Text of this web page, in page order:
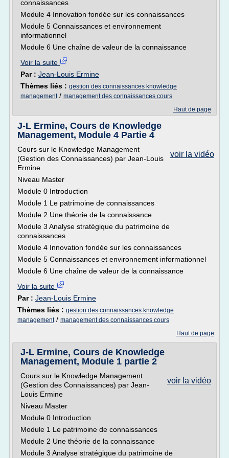
connaissances
Module 4 Innovation fondée sur les connaissances
Module 5 Connaissances et environnement
informationnel
Module 6 Une chaîne de valeur de la connaissance
Voir la suite
Par : Jean-Louis Ermine
Thèmes liés : gestion des connaissances knowledge
management/ management des connaissances cours
Haut de page
J-L Ermine, Cours de Knowledge
Management, Module 4 Partie 4
voir la vidéo
Cours sur le Knowledge Management
(Gestion des Connaissances) par Jean-Louis
Ermine
Niveau Master
Module 0 Introduction
Module 1 Le patrimoine de connaissances
Module 2 Une théorie de la connaissance
Module 3 Analyse stratégique du patrimoine de
connaissances
Module 4 Innovation fondée sur les connaissances
Module 5 Connaissances et environnement informationnel
Module 6 Une chaîne de valeur de la connaissance
Voir la suite
Par : Jean-Louis Ermine
Thèmes liés : gestion des connaissances knowledge
management/ management des connaissances cours
Haut de page
J-L Ermine, Cours de Knowledge
Management, Module 1 partie 2
voir la vidéo
Cours sur le Knowledge Management
(Gestion des Connaissances) par Jean-
Louis Ermine
Niveau Master
Module 0 Introduction
Module 1 Le patrimoine de connaissances
Module 2 Une théorie de la connaissance
Module 3 Analyse stratégique du patrimoine de